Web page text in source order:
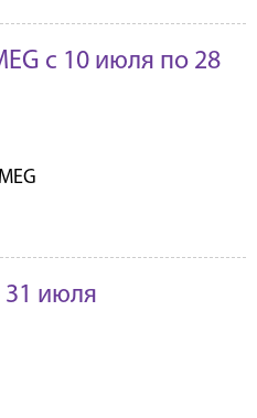
с 10 июля по 28
31 июля